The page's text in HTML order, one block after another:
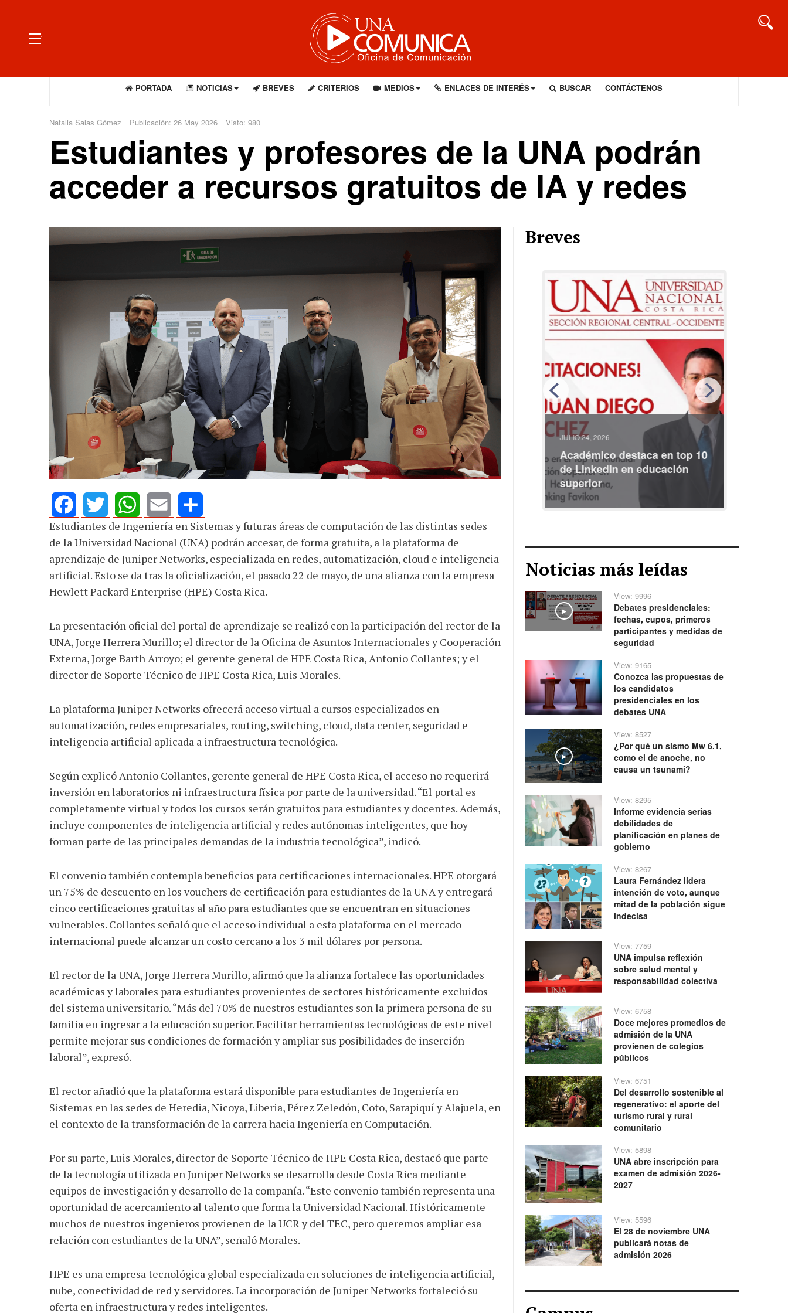
OFF CANVAS
PORTADA NOTICIAS BREVES CRITERIOS MEDIOS ENLACES DE INTERÉS BUSCAR CONTÁCTENOS
Natalia Salas Gómez Publicación: 26 May 2026 Visto: 980
Estudiantes y profesores de la UNA podrán
acceder a recursos gratuitos de IA y redes
FacebookTwitterWhatsAppEmail Share
Estudiantes de Ingeniería en Sistemas y futuras áreas de computación de las distintas sedes
de la Universidad Nacional (UNA) podrán accesar, de forma gratuita, a la plataforma de
aprendizaje de Juniper Networks, especializada en redes, automatización, cloud e inteligencia
artificial. Esto se da tras la oficialización, el pasado 22 de mayo, de una alianza con la empresa
Hewlett Packard Enterprise (HPE) Costa Rica.
La presentación oficial del portal de aprendizaje se realizó con la participación del rector de la
UNA, Jorge Herrera Murillo; el director de la Oficina de Asuntos Internacionales y Cooperación
Externa, Jorge Barth Arroyo; el gerente general de HPE Costa Rica, Antonio Collantes; y el
director de Soporte Técnico de HPE Costa Rica, Luis Morales.
La plataforma Juniper Networks ofrecerá acceso virtual a cursos especializados en
automatización, redes empresariales, routing, switching, cloud, data center, seguridad e
inteligencia artificial aplicada a infraestructura tecnológica.
Según explicó Antonio Collantes, gerente general de HPE Costa Rica, el acceso no requerirá
inversión en laboratorios ni infraestructura física por parte de la universidad. “El portal es
completamente virtual y todos los cursos serán gratuitos para estudiantes y docentes. Además,
incluye componentes de inteligencia artificial y redes autónomas inteligentes, que hoy
forman parte de las principales demandas de la industria tecnológica”, indicó.
El convenio también contempla beneficios para certificaciones internacionales. HPE otorgará
un 75% de descuento en los vouchers de certificación para estudiantes de la UNA y entregará
cinco certificaciones gratuitas al año para estudiantes que se encuentran en situaciones
vulnerables. Collantes señaló que el acceso individual a esta plataforma en el mercado
internacional puede alcanzar un costo cercano a los 3 mil dólares por persona.
El rector de la UNA, Jorge Herrera Murillo, afirmó que la alianza fortalece las oportunidades
académicas y laborales para estudiantes provenientes de sectores históricamente excluidos
del sistema universitario. “Más del 70% de nuestros estudiantes son la primera persona de su
familia en ingresar a la educación superior. Facilitar herramientas tecnológicas de este nivel
permite mejorar sus condiciones de formación y ampliar sus posibilidades de inserción
laboral”, expresó.
El rector añadió que la plataforma estará disponible para estudiantes de Ingeniería en
Sistemas en las sedes de Heredia, Nicoya, Liberia, Pérez Zeledón, Coto, Sarapiquí y Alajuela, en
el contexto de la transformación de la carrera hacia Ingeniería en Computación.
Por su parte, Luis Morales, director de Soporte Técnico de HPE Costa Rica, destacó que parte
de la tecnología utilizada en Juniper Networks se desarrolla desde Costa Rica mediante
equipos de investigación y desarrollo de la compañía. “Este convenio también representa una
oportunidad de acercamiento al talento que forma la Universidad Nacional. Históricamente
muchos de nuestros ingenieros provienen de la UCR y del TEC, pero queremos ampliar esa
relación con estudiantes de la UNA”, señaló Morales.
HPE es una empresa tecnológica global especializada en soluciones de inteligencia artificial,
nube, conectividad de red y servidores. La incorporación de Juniper Networks fortaleció su
oferta en infraestructura y redes inteligentes.
Breves
AGOSTO 05, 2026
defender la democracia
JULIO 24, 2026
Rechazo al reparto desigual
de ganancias es mayor
cuando hubo esfuerzo
JULIO 24, 2026
Académico destaca en top 10
de LinkedIn en educación
superior
Noticias más leídas
Play
View: 9996
Debates presidenciales:
fechas, cupos, primeros
participantes y medidas de
seguridad
View: 9165
Conozca las propuestas de
los candidatos
presidenciales en los
debates UNA
Play
View: 8527
¿Por qué un sismo Mw 6.1,
como el de anoche, no
causa un tsunami?
View: 8295
Informe evidencia serias
debilidades de
planificación en planes de
gobierno
View: 8267
Laura Fernández lidera
intención de voto, aunque
mitad de la población sigue
indecisa
View: 7759
UNA impulsa reflexión
sobre salud mental y
responsabilidad colectiva
View: 6758
Doce mejores promedios de
admisión de la UNA
provienen de colegios
públicos
View: 6751
Del desarrollo sostenible al
regenerativo: el aporte del
turismo rural y rural
comunitario
View: 5898
UNA abre inscripción para
examen de admisión 2026-
2027
View: 5596
El 28 de noviembre UNA
publicará notas de
admisión 2026